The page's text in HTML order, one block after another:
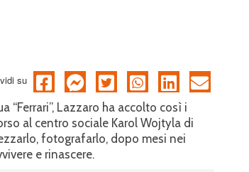
su
“Ferrari”, Lazzaro ha accolto così i
al centro sociale Karol Wojtyla di
fotografarlo, dopo mesi nei
e rinascere.